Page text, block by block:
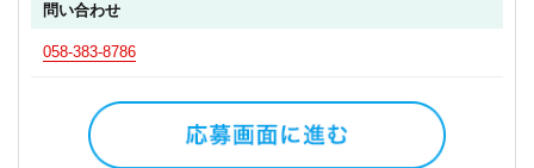
問い合わせ
058-383-8786